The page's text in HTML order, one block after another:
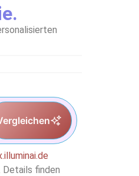
Details finden